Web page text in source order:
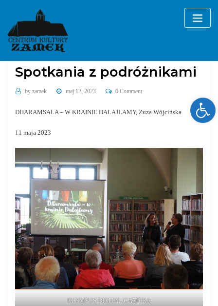
content
wydarzenia cykliczne
Spotkania z podróżnikami
by zamek maj 12, 2023 0 Comment
DHARAMSALA – W KRAINIE DALAJLAMY, Zuza Wójcińska
11 maja 2023
OLYMPUS DIGITAL CAMERA